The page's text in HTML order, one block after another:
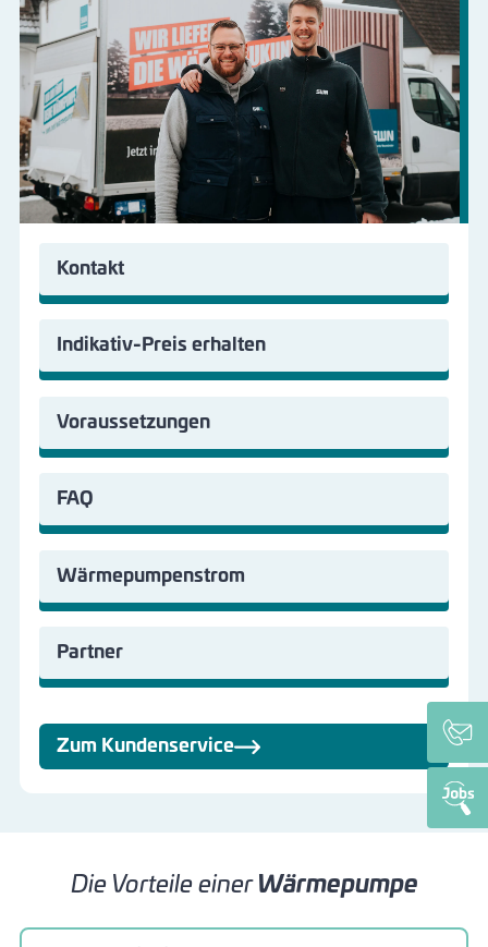
Kontakt
Indikativ-Preis erhalten
Voraussetzungen
FAQ
Wärmepumpenstrom
Partner
Zum Kundenservice
Die Vorteile einer Wärmepumpe